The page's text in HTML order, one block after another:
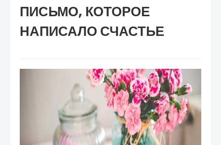
ПИСЬМО, КОТОРОЕ
НАПИСАЛО СЧАСТЬЕ